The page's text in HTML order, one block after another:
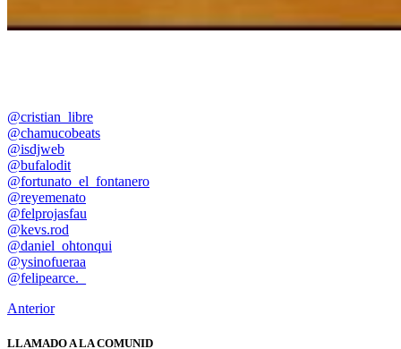
@cristian_libre
@chamucobeats
@isdjweb
@bufalodit
@fortunato_el_fontanero
@reyemenato
@felprojasfau
@kevs.rod
@daniel_ohtonqui
@ysinofueraa
@felipearce._
Anterior
LLAMADO A LA COMUNID